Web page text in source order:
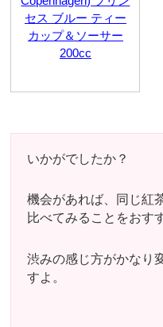
セス ブルー ティー
カップ＆ソーサー
200cc
いかがでしたか？
機会があれば、同じ紅
比べてみることをおす
渋みの感じ方がかなり
すよ。